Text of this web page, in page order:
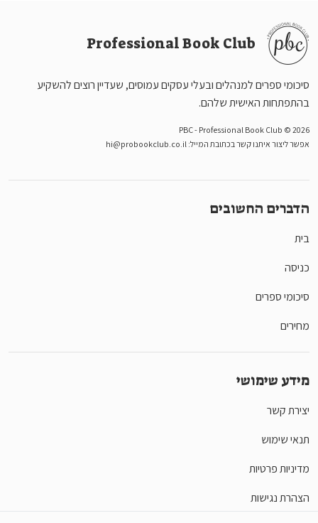
Professional Book Club
סיכומי ספרים למנהלים ובעלי עסקים עמוסים, שעדיין רוצים להשקיע
בהתפתחות האישית שלהם.
PBC - Professional Book Club © 2026
אפשר ליצור איתנו קשר בכתובת המייל: hi@probookclub.co.il
הדברים החשובים
בית
כניסה
סיכומי ספרים
מחירים
מידע שימושי
יצירת קשר
תנאי שימוש
מדיניות פרטיות
הצהרת נגישות